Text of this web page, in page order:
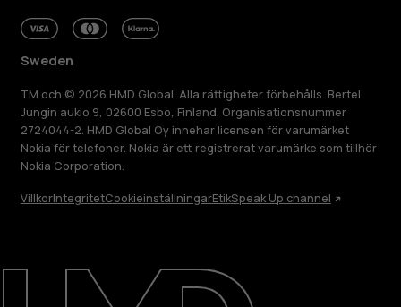
Reparera, återanvända, återvinna
Hållbarhet
Sweden
TM och © 2026 HMD Global. Alla rättigheter förbehålls. Bertel
Jungin aukio 9, 02600 Esbo, Finland. Organisationsnummer
2724044-2. HMD Global Oy innehar licensen för varumärket
Nokia för telefoner. Nokia är ett registrerat varumärke som tillhör
Nokia Corporation.
VillkorIntegritetCookieinställningarEtikSpeak Up channel